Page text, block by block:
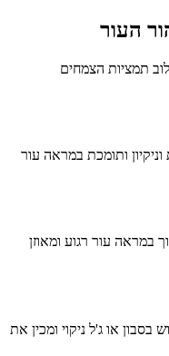
העור
תמציות הצמחים
ותומכת במראה עור
עור רגוע ומאוזן
או ג'ל ניקוי ומכין את